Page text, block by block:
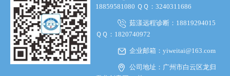
18859581080 ＱＱ：3240311686
茹漾远程诊断：18819294015
ＱＱ：1820740972
企业邮箱：yiweitai@163.com
公司地址：广州市白云区龙归